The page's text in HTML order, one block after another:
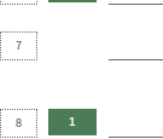
7
8 1